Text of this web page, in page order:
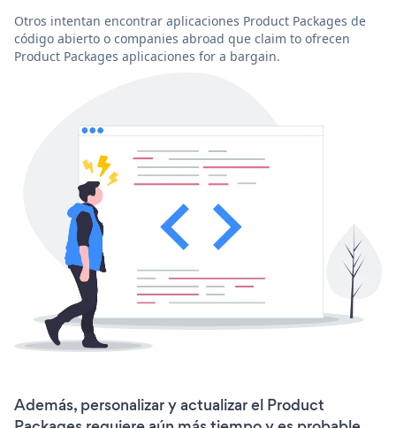
Otros intentan encontrar aplicaciones Product Packages de
código abierto o companies abroad que claim to ofrecen
Product Packages aplicaciones for a bargain.
Además, personalizar y actualizar el Product